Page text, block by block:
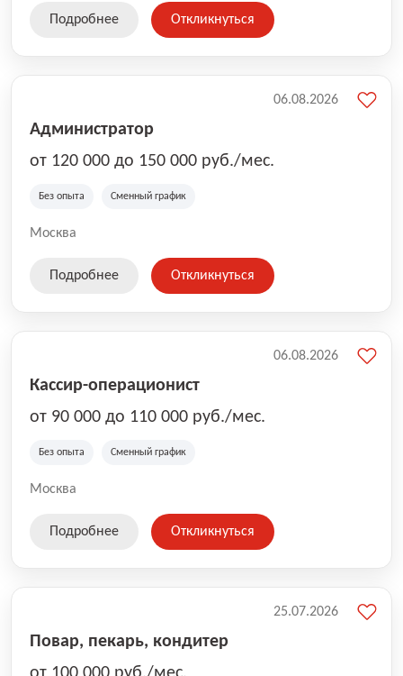
Подробнее Откликнуться
Администратор
от 120 000 до 150 000 руб./мес.
Без опыта Сменный график
Москва
06.08.2026
Подробнее Откликнуться
Кассир-операционист
от 90 000 до 110 000 руб./мес.
Без опыта Сменный график
Москва
06.08.2026
Подробнее Откликнуться
Повар, пекарь, кондитер
25.07.2026